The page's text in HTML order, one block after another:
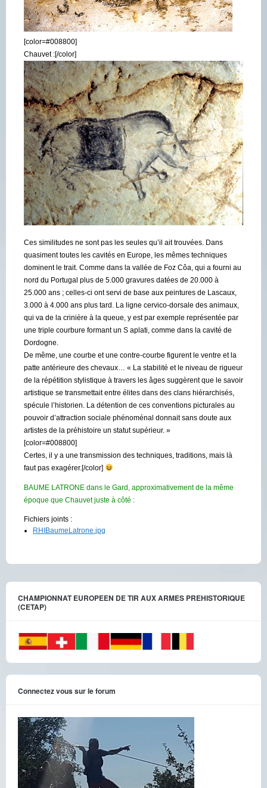
[color=#008800]
Chauvet :[/color]
Ces similitudes ne sont pas les seules qu’il ait trouvées. Dans
quasiment toutes les cavités en Europe, les mêmes techniques
dominent le trait. Comme dans la vallée de Foz Côa, qui a fourni au
nord du Portugal plus de 5.000 gravures datées de 20.000 à
25.000 ans ; celles-ci ont servi de base aux peintures de Lascaux,
3.000 à 4.000 ans plus tard. La ligne cervico-dorsale des animaux,
qui va de la crinière à la queue, y est par exemple représentée par
une triple courbure formant un S aplati, comme dans la cavité de
Dordogne.
De même, une courbe et une contre-courbe figurent le ventre et la
patte antérieure des chevaux… « La stabilité et le niveau de rigueur
de la répétition stylistique à travers les âges suggèrent que le savoir
artistique se transmettait entre élites dans des clans hiérarchisés,
spécule l’historien. La détention de ces conventions picturales au
pouvoir d’attraction sociale phénoménal donnait sans doute aux
artistes de la préhistoire un statut supérieur. »
[color=#008800]
Certes, il y a une transmission des techniques, traditions, mais là
faut pas exagérer.[/color]
BAUME LATRONE dans le Gard, approximativement de la même
époque que Chauvet juste à côté :
Fichiers joints :
RHIBaumeLatrone.jpg
CHAMPIONNAT EUROPEEN DE TIR AUX ARMES PREHISTORIQUE
(CETAP)
Connectez vous sur le forum